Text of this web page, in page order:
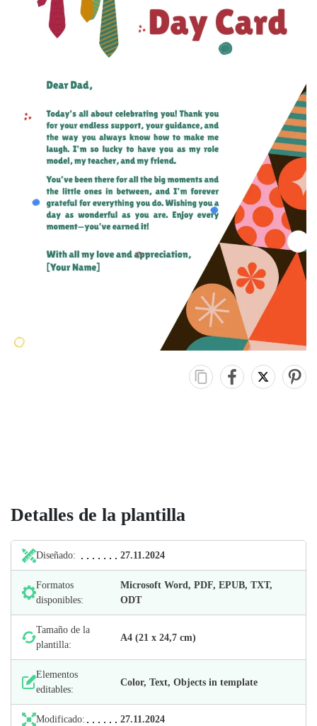
Detalles de la plantilla
Diseñado: 27.11.2024
Formatos
disponibles:
Microsoft Word, PDF, EPUB, TXT,
ODT
Tamaño de la
plantilla:
А4 (21 х 24,7 cm)
Elementos
editables:
Color, Text, Objects in template
Modificado: 27.11.2024